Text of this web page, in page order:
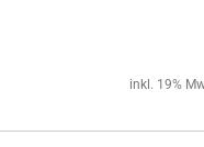
inkl. 19%